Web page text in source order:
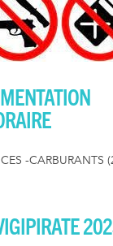
-CARBURANTS